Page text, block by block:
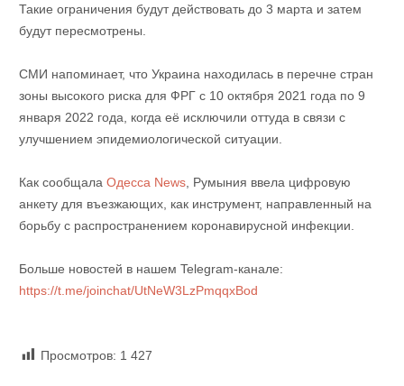
Такие ограничения будут действовать до 3 марта и затем
будут пересмотрены.
СМИ напоминает, что Украина находилась в перечне стран
зоны высокого риска для ФРГ с 10 октября 2021 года по 9
января 2022 года, когда её исключили оттуда в связи с
улучшением эпидемиологической ситуации.
Как сообщала Одесса News, Румыния ввела цифровую
анкету для въезжающих, как инструмент, направленный на
борьбу с распространением коронавирусной инфекции.
Больше новостей в нашем Telegram-канале:
https://t.me/joinchat/UtNeW3LzPmqqxBod
Просмотров: 1 427